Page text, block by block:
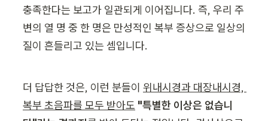
충족한다는 보고가 일관되게 이어집니다. 즉, 우리 주
변의 열 명 중 한 명은 만성적인 복부 증상으로 일상의
질이 흔들리고 있는 셈입니다.
더 답답한 것은, 이런 분들이 위내시경과 대장내시경,
복부 초음파를 모두 받아도 "특별한 이상은 없습니